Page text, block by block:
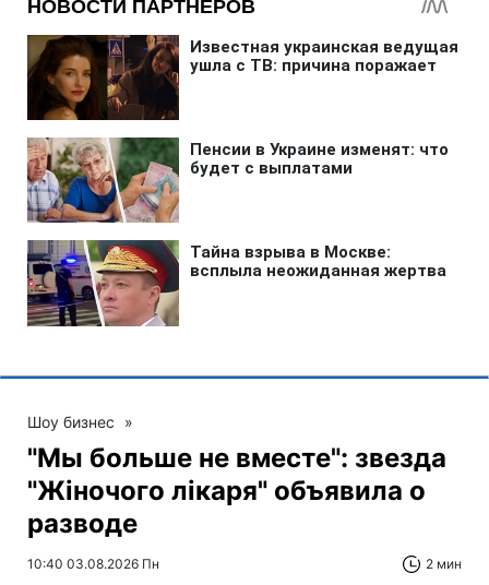
Шоу бизнес »
"Мы больше не вместе": звезда
"Жіночого лікаря" объявила о
разводе
10:40 03.08.2026 Пн 2 мин